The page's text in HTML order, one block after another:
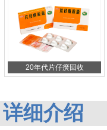
20年代片仔癀回收
详细介绍